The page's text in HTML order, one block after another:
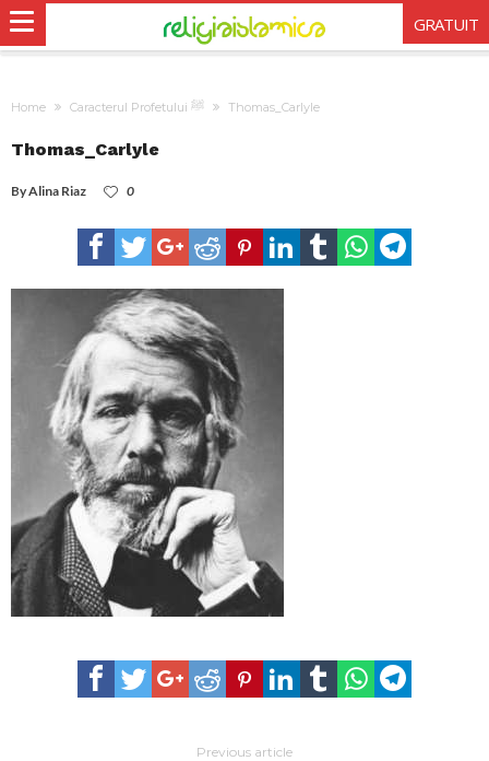
GRATUIT
Home Caracterul Profetului ﷺ Thomas_Carlyle
Thomas_Carlyle
ByAlina Riaz 0
Previous article